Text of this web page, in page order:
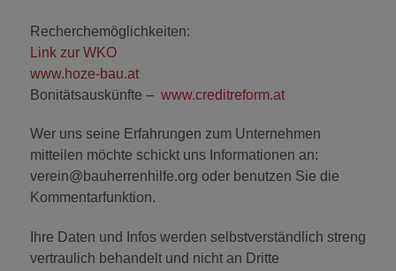
Recherchemöglichkeiten:
Link zur WKO
www.hoze-bau.at
Bonitätsauskünfte – www.creditreform.at
Wer uns seine Erfahrungen zum Unternehmen
mitteilen möchte schickt uns Informationen an:
verein@bauherrenhilfe.org oder benutzen Sie die
Kommentarfunktion.
Ihre Daten und Infos werden selbstverständlich streng
vertraulich behandelt und nicht an Dritte